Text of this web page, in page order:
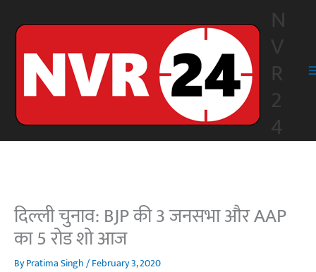
N
V
R
2
4
दिल्ली चुनाव: BJP की 3 जनसभा और AAP
का 5 रोड शो आज
ByPratima Singh/February 3, 2020